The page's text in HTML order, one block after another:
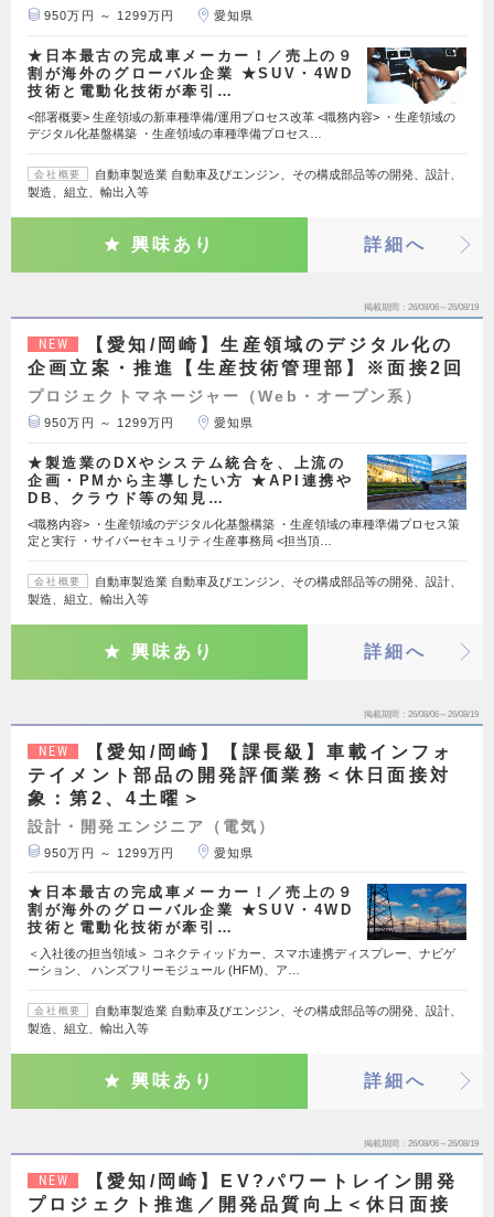
950万円 ～ 1299万円 愛知県
★日本最古の完成車メーカー！／売上の９
割が海外のグローバル企業 ★SUV・4WD
技術と電動化技術が牽引…
<部署概要> 生産領域の新車種準備/運用プロセス改革 <職務内容> ・生産領域の
デジタル化基盤構築 ・生産領域の車種準備プロセス…
会社概要
自動車製造業 自動車及びエンジン、その構成部品等の開発、設計、
製造、組立、輸出入等
興味あり 詳細へ
掲載期間 26/08/06～26/08/19
NEW
【愛知/岡崎】生産領域のデジタル化の
企画立案・推進【生産技術管理部】※面接2回
プロジェクトマネージャー（Web・オープン系）
950万円 ～ 1299万円 愛知県
★製造業のDXやシステム統合を、上流の
企画・PMから主導したい方 ★API連携や
DB、クラウド等の知見…
<職務内容> ・生産領域のデジタル化基盤構築 ・生産領域の車種準備プロセス策
定と実行 ・サイバーセキュリティ生産事務局 <担当頂…
会社概要
自動車製造業 自動車及びエンジン、その構成部品等の開発、設計、
製造、組立、輸出入等
興味あり 詳細へ
掲載期間 26/08/06～26/08/19
NEW
【愛知/岡崎】【課長級】車載インフォ
テイメント部品の開発評価業務＜休日面接対
象：第2、4土曜＞
設計・開発エンジニア（電気）
950万円 ～ 1299万円 愛知県
★日本最古の完成車メーカー！／売上の９
割が海外のグローバル企業 ★SUV・4WD
技術と電動化技術が牽引…
＜入社後の担当領域＞ コネクティッドカー、スマホ連携ディスプレー、ナビゲ
ーション、 ハンズフリーモジュール (HFM)、ア…
会社概要
自動車製造業 自動車及びエンジン、その構成部品等の開発、設計、
製造、組立、輸出入等
興味あり 詳細へ
掲載期間 26/08/06～26/08/19
NEW
【愛知/岡崎】EV?パワートレイン開発
プロジェクト推進／開発品質向上＜休日面接